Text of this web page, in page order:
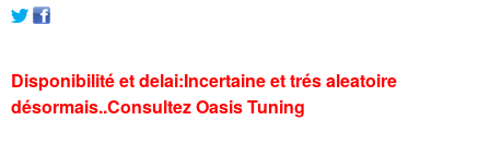
Disponibilité et delai:Incertaine et trés aleatoire
désormais..Consultez Oasis Tuning